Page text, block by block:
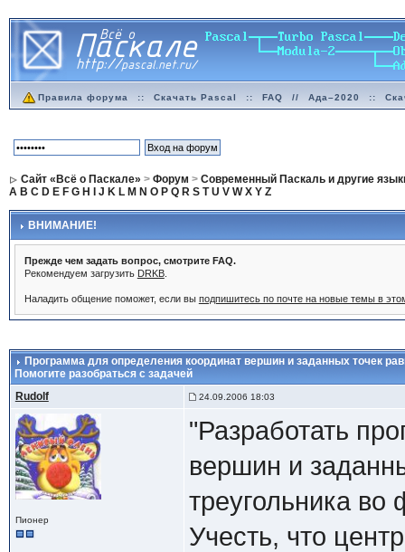
Правила форума :: Скачать Pascal :: FAQ // Ада–2020 ::
Сайт «Всё о Паскале» > Форум > Современный Паскаль и другие
A B C D E F G H J K L M N O P Q R S T U V W X Y Z
ВНИМАНИЕ!
Прежде чем задать вопрос, смотрите FAQ.
Рекомендуем загрузить DRKB.
Наладить общение поможет, если вы подпишитесь по почте на новые темы в
Программа для определения координат вершин и заданных точек
Помогите разобраться с задачей
Rudolf
24.09.2006 18:03
Пионер
"Разработать
вершин и
треугольника во
Учесть, что